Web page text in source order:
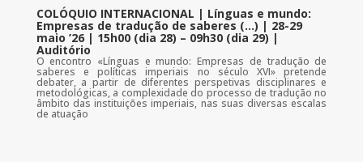
COLÓQUIO INTERNACIONAL | Línguas e mundo:
Empresas de tradução de saberes (…) | 28-29
maio ’26 | 15h00 (dia 28) – 09h30 (dia 29) |
Auditório
O encontro «Línguas e mundo: Empresas de tradução de
saberes e políticas imperiais no século XVI» pretende
debater, a partir de diferentes perspetivas disciplinares e
metodológicas, a complexidade do processo de tradução no
âmbito das instituições imperiais, nas suas diversas escalas
de atuação